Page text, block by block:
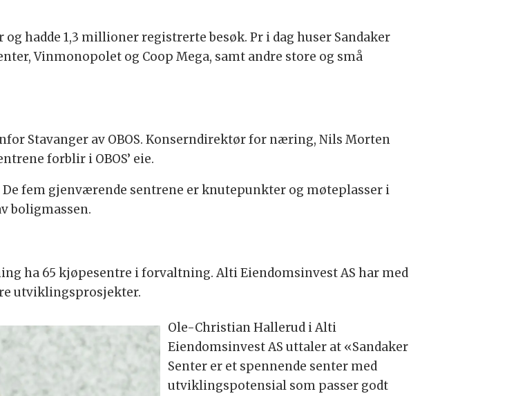
hadde 1,3 millioner registrerte besøk. Pr i dag huser Sandaker
Vinmonopolet og Coop Mega, samt andre store og små
Stavanger av OBOS. Konserndirektør for næring, Nils Morten
forblir i OBOS’ eie.
fem gjenværende sentrene er knutepunkter og møteplasser i
boligmassen.
ha 65 kjøpesentre i forvaltning. Alti Eiendomsinvest AS har med
utviklingsprosjekter.
Ole-Christian Hallerud i Alti
Eiendomsinvest AS uttaler at «Sandaker
Senter er et spennende senter med
utviklingspotensial som passer godt